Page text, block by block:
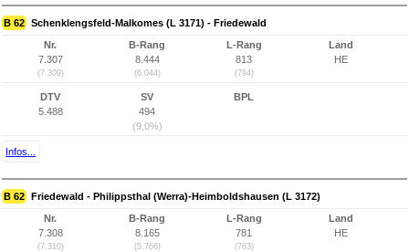
B 62 Schenklengsfeld-Malkomes (L 3171) - Friedewald
Nr.
7.307
(7.309)
B-Rang
8.444
(6.044)
L-Rang
813
(794)
Land
HE
DTV
5.488
SV
494
(9,0%)
BPL
Infos...
B 62 Friedewald - Philippsthal (Werra)-Heimboldshausen (L 3172)
Nr.
7.308
(7.310)
B-Rang
8.165
(5.766)
L-Rang
781
(763)
Land
HE